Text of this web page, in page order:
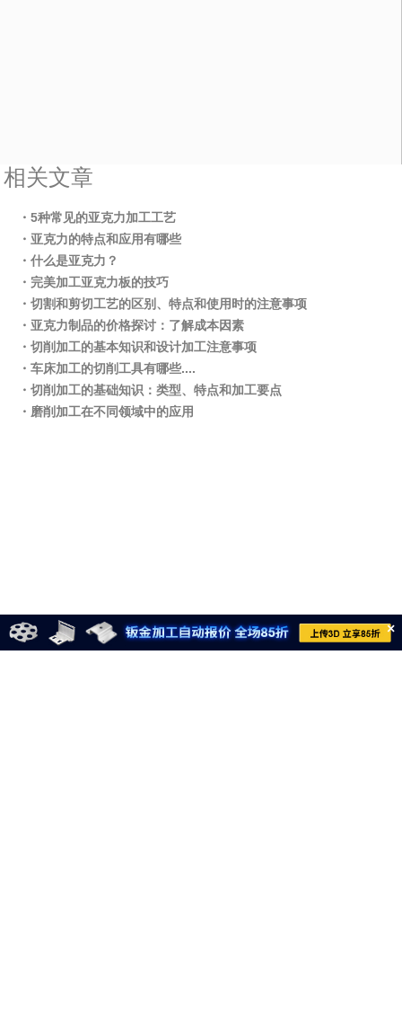
相关文章
・5种常见的亚克力加工工艺
・亚克力的特点和应用有哪些
・什么是亚克力？
・完美加工亚克力板的技巧
・切割和剪切工艺的区别、特点和使用时的注意事项
・亚克力制品的价格探讨：了解成本因素
・切削加工的基本知识和设计加工注意事项
・车床加工的切削工具有哪些....
・切削加工的基础知识：类型、特点和加工要点
・磨削加工在不同领域中的应用
×